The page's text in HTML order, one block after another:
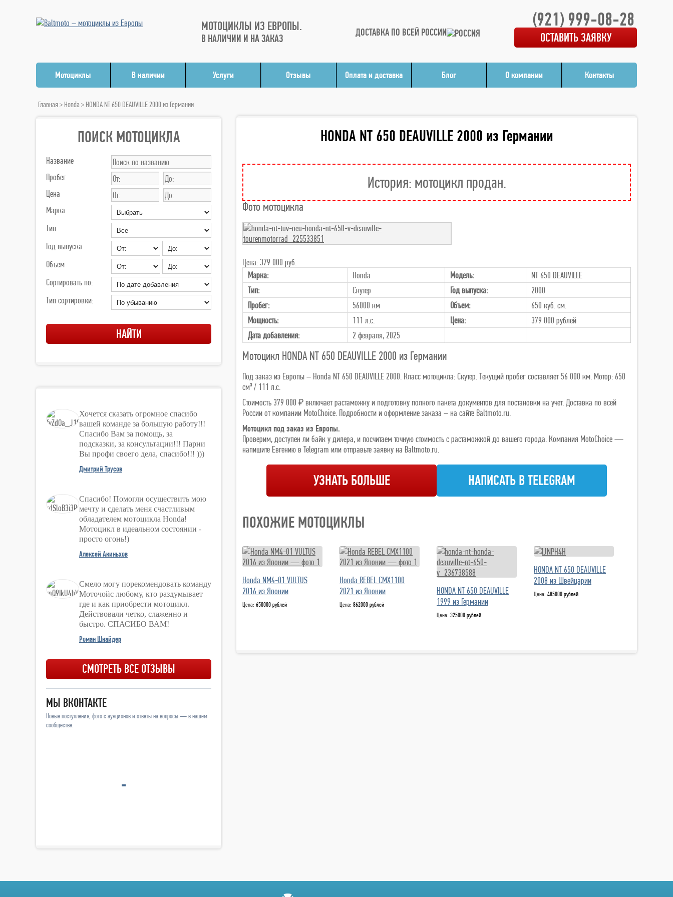
МОТОЦИКЛЫ ИЗ ЕВРОПЫ.
В НАЛИЧИИ И НА ЗАКАЗ
ДОСТАВКА ПО ВСЕЙ РОССИИ
(921) 999-08-28
ОСТАВИТЬ ЗАЯВКУ
Мотоциклы В наличии Услуги Отзывы Оплата и доставка Блог О компании Контакты
Главная> Honda > HONDA NT 650 DEAUVILLE 2000 из Германии
HONDA NT 650 DEAUVILLE 2000 из Германии
История: мотоцикл продан.
Фото мотоцикла
Цена: 379 000 руб.
Марка:
Honda Модель:
NT 650 DEAUVILLE
Тип:
Скутер Год выпуска:
2000
Пробег:
56000 км Объем:
650 куб. см.
Мощность:
111 л.с. Цена: 379 000 рублей
Дата добавления:
2 февраля, 2025
Мотоцикл HONDA NT 650 DEAUVILLE 2000 из Германии
Под заказ из Европы – Honda NT 650 DEAUVILLE 2000. Класс мотоцикла: Скутер. Текущий пробег составляет 56 000 км. Мотор: 650
см³ / 111 л.с.
Стоимость 379 000 ₽ включает растаможку и подготовку полного пакета документов для постановки на учет. Доставка по всей
России от компании MotoChoice. Подробности и оформление заказа – на сайте Baltmoto.ru.
Мотоцикл под заказ из Европы.
Проверим, доступен ли байк у дилера, и посчитаем точную стоимость с растаможкой до вашего города. Компания MotoChoice —
напишите Евгению в Telegram или отправьте заявку на Baltmoto.ru.
УЗНАТЬ БОЛЬШЕ НАПИСАТЬ В TELEGRAM
ПОХОЖИЕ МОТОЦИКЛЫ
Honda NM4-01 VULTUS
2016 из Японии
Цена: 650000 рублей
Honda REBEL CMX1100
2021 из Японии
Цена: 862000 рублей
HONDA NT 650 DEAUVILLE
1999 из Германии
Цена: 325000 рублей
HONDA NT 650 DEAUVILLE
2008 из Швейцарии
Цена: 485000 рублей
ПОИСК МОТОЦИКЛА
Название
Пробег
Цена
Марка
Тип
Год выпуска
Объем
Сортировать по:
Тип сортировки:
Хочется сказать огромное спасибо
вашей команде за большую работу!!!
Спасибо Вам за помощь, за
подсказки, за консультации!!! Парни
Вы профи своего дела, спасибо!!! )))
Дмитрий Трусов
Спасибо! Помогли осуществить мою
мечту и сделать меня счастливым
обладателем мотоцикла Honda!
Мотоцикл в идеальном состоянии -
просто огонь!)
Алексей Акиньхов
Смело могу порекомендовать команду
Моточойс любому, кто раздумывает
где и как приобрести мотоцикл.
Действовали четко, слаженно и
быстро. СПАСИБО ВАМ!
Роман Шнайдер
СМОТРЕТЬ ВСЕ ОТЗЫВЫ
МЫ ВКОНТАКТЕ
Новые поступления, фото с аукционов и ответы на вопросы — в нашем
сообществе.